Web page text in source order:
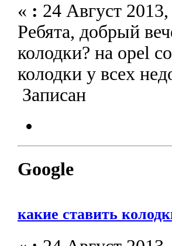
« : 24 Август
Ребята, добрый
колодки? на opel
колодки у всех
Записан
Google
какие ставить